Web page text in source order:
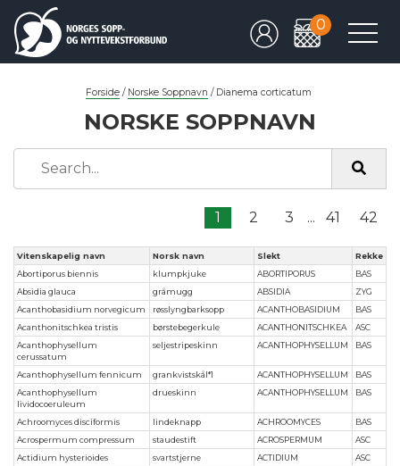
0
Forside / Norske Soppnavn / Dianema corticatum
NORSKE SOPPNAVN
1 2 3 ... 41 42
Vitenskapelig navn Norsk navn Slekt
Rekke
Abortiporus biennis
klumpkjuke ABORTIPORUS
BAS
Absidia glauca
gråmugg ABSIDIA
ZYG
Acanthobasidium norvegicum
røsslyngbarksopp ACANTHOBASIDIUM
BAS
Acanthonitschkea tristis
børstebegerkule ACANTHONITSCHKEA
ASC
Acanthophysellum
cerussatum
seljestripeskinn ACANTHOPHYSELLUM BAS
Acanthophysellum fennicum grankvistskål*1 ACANTHOPHYSELLUM
BAS
Acanthophysellum
lividocoeruleum
drueskinn ACANTHOPHYSELLUM BAS
Achroomyces disciformis lindeknapp ACHROOMYCES
BAS
Acrospermum compressum
staudestift ACROSPERMUM
ASC
Actidium hysterioides
svartstjerne ACTIDIUM
ASC